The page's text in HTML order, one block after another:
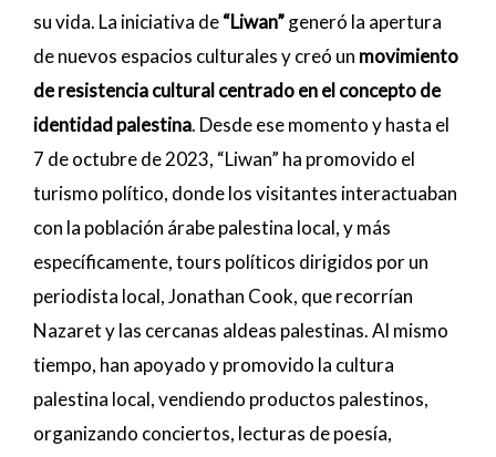
su vida. La iniciativa de“Liwan”generó la apertura
de nuevos espacios culturales y creó un movimiento
de resistencia cultural centrado en el concepto de
identidad palestina. Desde ese momento y hasta el
7 de octubre de 2023, “Liwan” ha promovido el
turismo político, donde los visitantes interactuaban
con la población árabe palestina local, y más
específicamente, tours políticos dirigidos por un
periodista local, Jonathan Cook, que recorrían
Nazaret y las cercanas aldeas palestinas. Al mismo
tiempo, han apoyado y promovido la cultura
palestina local, vendiendo productos palestinos,
organizando conciertos, lecturas de poesía,